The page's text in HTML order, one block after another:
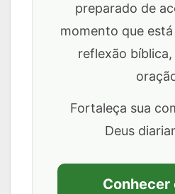
preparado de
momento que
reflexão
Fortaleça sua
Deus
Conhecer